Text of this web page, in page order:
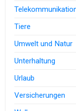
Tiere
Umwelt und Natur
Unterhaltung
Urlaub
Versicherungen